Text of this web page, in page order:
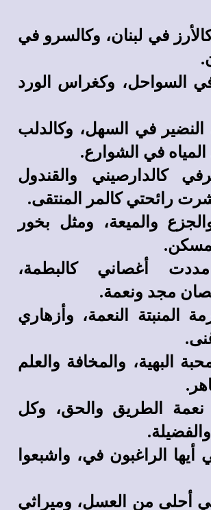
كالأرز في لبنان، وكالسرو في
في السواحل، وكغراس الورد
النضير في السهل، وكالدلب
في الشوارع.
كالدارصيني والقندول
رائحتي كالمر المنتقى.
والجزع والميعة، ومثل بخور
مددت أغصاني كالبطمة،
مجد ونعمة.
المنبتة النعمة، وأزهاري
البهية، والمخافة والعلم
نعمة الطريق والحق، وكل
إلي أيها الراغبون في، واشبعوا
أحلى من العسل، وميراثي